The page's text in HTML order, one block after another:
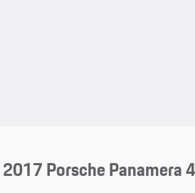
2017 Porsche Panamera